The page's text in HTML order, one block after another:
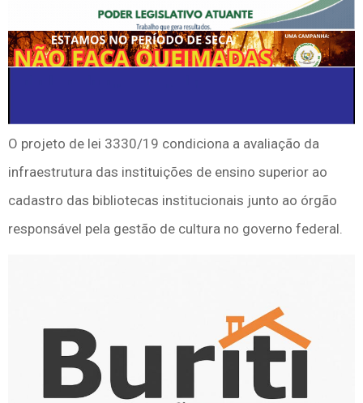
O projeto de lei 3330/19 condiciona a avaliação da
infraestrutura das instituições de ensino superior ao
cadastro das bibliotecas institucionais junto ao órgão
responsável pela gestão de cultura no governo federal.